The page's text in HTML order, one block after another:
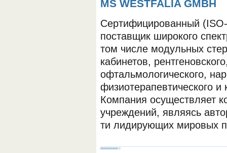
ОБОРУДОВАНИЯ МЕДКОМ
MS WESTFALIA GMBH
Cертифицированный
поставщик широкого
том числе модульных
кабинетов,
офтальмологического,
физиотерапевтического и
Компания осуществляет
учреждений, являясь
ти лидирующих мировых